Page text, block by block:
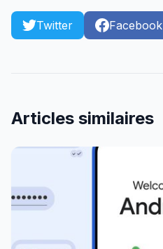
Twitter Facebook
Articles similaires